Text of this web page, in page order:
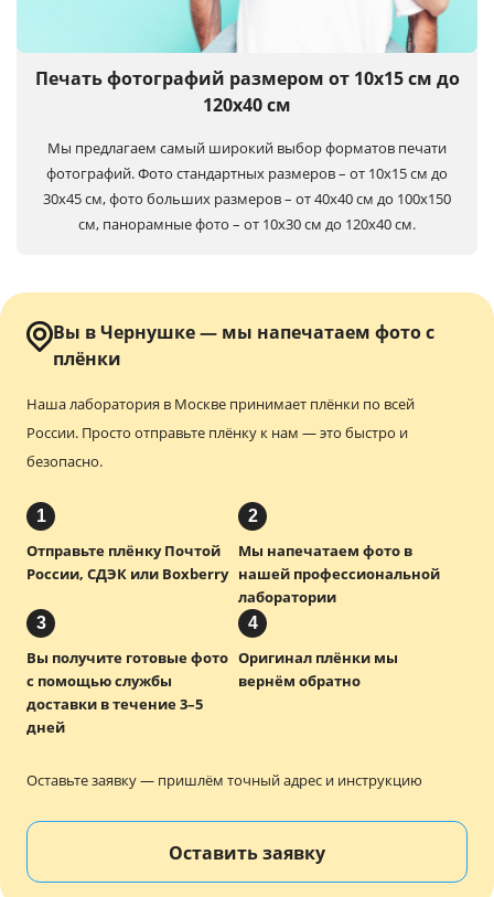
Печать фотографий размером от 10х15 см до
120х40 см
Мы предлагаем самый широкий выбор форматов печати
фотографий. Фото стандартных размеров – от 10х15 см до
30х45 см, фото больших размеров – от 40х40 см до 100x150
см, панорамные фото – от 10х30 см до 120х40 см.
Вы в Чернушке — мы напечатаем фото с
плёнки
Наша лаборатория в Москве принимает плёнки по всей
России. Просто отправьте плёнку к нам — это быстро и
безопасно.
1
Отправьте плёнку Почтой
России, СДЭК или Boxberry
2
Мы напечатаем фото в
нашей профессиональной
лаборатории
3
Вы получите готовые фото
с помощью службы
доставки в течение 3–5
дней
4
Оригинал плёнки мы
вернём обратно
Оставьте заявку — пришлём точный адрес и инструкцию
Оставить заявку